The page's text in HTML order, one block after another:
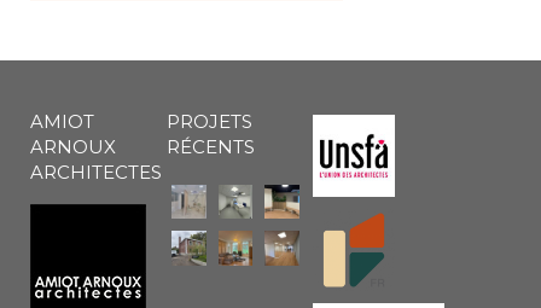
AMIOT
ARNOUX
ARCHITECTES
PROJETS
RÉCENTS